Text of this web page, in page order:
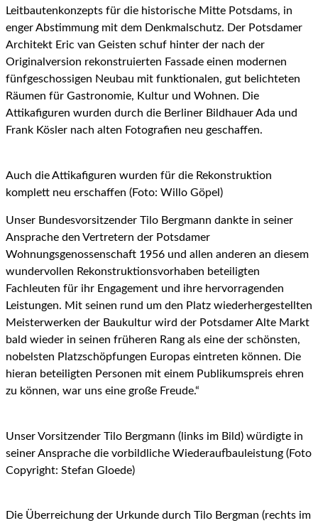
Leitbautenkonzepts für die historische Mitte Potsdams, in
enger Abstimmung mit dem Denkmalschutz. Der Potsdamer
Architekt Eric van Geisten schuf hinter der nach der
Originalversion rekonstruierten Fassade einen modernen
fünfgeschossigen Neubau mit funktionalen, gut belichteten
Räumen für Gastronomie, Kultur und Wohnen. Die
Attikafiguren wurden durch die Berliner Bildhauer Ada und
Frank Kösler nach alten Fotografien neu geschaffen.
Auch die Attikafiguren wurden für die Rekonstruktion
komplett neu erschaffen (Foto: Willo Göpel)
Unser Bundesvorsitzender Tilo Bergmann dankte in seiner
Ansprache den Vertretern der Potsdamer
Wohnungsgenossenschaft 1956 und allen anderen an diesem
wundervollen Rekonstruktionsvorhaben beteiligten
Fachleuten für ihr Engagement und ihre hervorragenden
Leistungen. Mit seinen rund um den Platz wiederhergestellten
Meisterwerken der Baukultur wird der Potsdamer Alte Markt
bald wieder in seinen früheren Rang als eine der schönsten,
nobelsten Platzschöpfungen Europas eintreten können. Die
hieran beteiligten Personen mit einem Publikumspreis ehren
zu können, war uns eine große Freude.“
Unser Vorsitzender Tilo Bergmann (links im Bild) würdigte in
seiner Ansprache die vorbildliche Wiederaufbauleistung (Foto
Copyright: Stefan Gloede)
Die Überreichung der Urkunde durch Tilo Bergman (rechts im